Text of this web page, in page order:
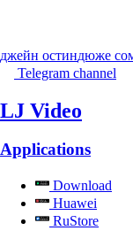
джейн остиндюже
Telegram channel
LJ Video
Applications
Download
Huawei
RuStore